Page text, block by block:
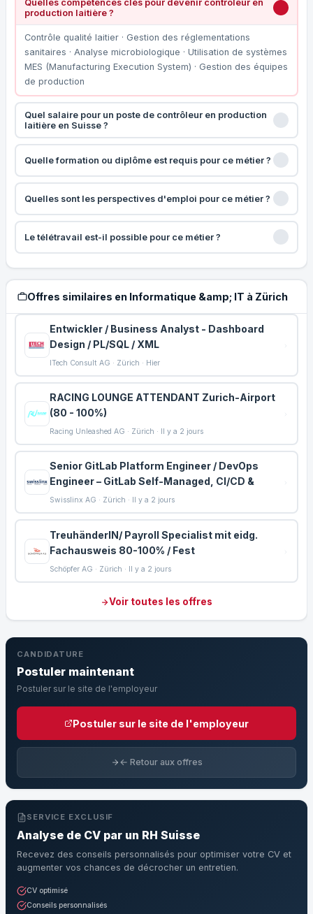
Quelles compétences clés pour devenir contrôleur en
production laitière ?
Contrôle qualité laitier · Gestion des réglementations
sanitaires · Analyse microbiologique · Utilisation de systèmes
MES (Manufacturing Execution System) · Gestion des équipes
de production
Quel salaire pour un poste de contrôleur en production
laitière en Suisse ?
Quelle formation ou diplôme est requis pour ce métier ?
Quelles sont les perspectives d'emploi pour ce métier ?
Le télétravail est-il possible pour ce métier ?
Offres similaires en Informatique &amp; IT à Zürich
Entwickler / Business Analyst - Dashboard
Design / PL/SQL / XML
ITech Consult AG · Zürich · Hier
RACING LOUNGE ATTENDANT Zurich-Airport
(80 - 100%)
Racing Unleashed AG · Zürich · Il y a 2 jours
Senior GitLab Platform Engineer / DevOps
Engineer – GitLab Self-Managed, CI/CD &
Swisslinx AG · Zürich · Il y a 2 jours
TreuhänderIN/ Payroll Specialist mit eidg.
Fachausweis 80-100% / Fest
Schöpfer AG · Zürich · Il y a 2 jours
Voir toutes les offres
CANDIDATURE
Postuler maintenant
Postuler sur le site de l'employeur
Postuler sur le site de l'employeur
← Retour aux offres
SERVICE EXCLUSIF
Analyse de CV par un RH Suisse
Recevez des conseils personnalisés pour optimiser votre CV et
augmenter vos chances de décrocher un entretien.
CV optimisé
Conseils personnalisés